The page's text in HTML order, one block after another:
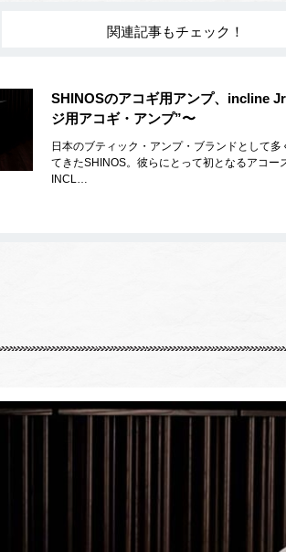
関連記事もチェック！
SHINOSのアコギ用アンプ、incline
ジ用アコギ・アンプ”〜
日本のブティック・アンプ・ブランドとして
てきたSHINOS。彼らにとって初となるアコー
INCL…